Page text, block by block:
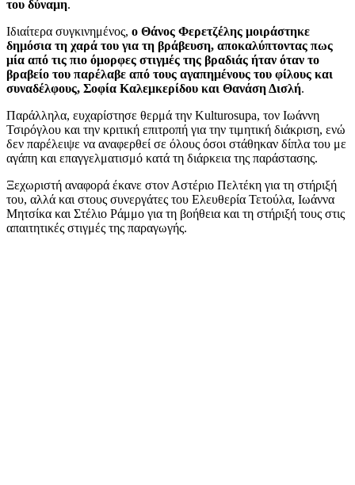
του δύναμη.
Ιδιαίτερα συγκινημένος, ο Θάνος Φερετζέλης μοιράστηκε
δημόσια τη χαρά του για τη βράβευση, αποκαλύπτοντας πως
μία από τις πιο όμορφες στιγμές της βραδιάς ήταν όταν το
βραβείο του παρέλαβε από τους αγαπημένους του φίλους και
συναδέλφους, Σοφία Καλεμκερίδου και Θανάση Δισλή.
Παράλληλα, ευχαρίστησε θερμά την Kulturosupa, τον Ιωάννη
Τσιρόγλου και την κριτική επιτροπή για την τιμητική διάκριση, ενώ
δεν παρέλειψε να αναφερθεί σε όλους όσοι στάθηκαν δίπλα του με
αγάπη και επαγγελματισμό κατά τη διάρκεια της παράστασης.
Ξεχωριστή αναφορά έκανε στον Αστέριο Πελτέκη για τη στήριξή
του, αλλά και στους συνεργάτες του Ελευθερία Τετούλα, Ιωάννα
Μητσίκα και Στέλιο Ράμμο για τη βοήθεια και τη στήριξή τους στις
απαιτητικές στιγμές της παραγωγής.